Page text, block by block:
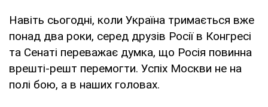
Навіть сьогодні, коли Україна тримається вже
понад два роки, серед друзів Росії в Конгресі
та Сенаті переважає думка, що Росія повинна
врешті-решт перемогти. Успіх Москви не на
полі бою, а в наших головах.